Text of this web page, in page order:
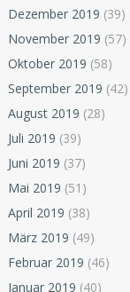
Dezember 2019 (39)
November 2019 (57)
Oktober 2019 (58)
September 2019 (42)
August 2019 (28)
Juli 2019 (39)
Juni 2019 (37)
Mai 2019 (51)
April 2019 (38)
März 2019 (49)
Februar 2019 (46)
Januar 2019 (40)